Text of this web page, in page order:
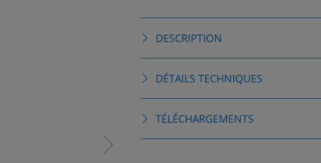
DESCRIPTION
DÉTAILS TECHNIQUES
TÉLÉCHARGEMENTS